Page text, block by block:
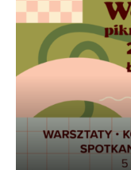
dźwiękowych